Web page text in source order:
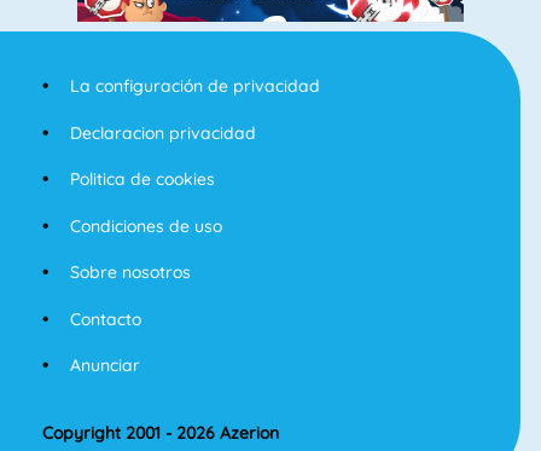
La configuración de privacidad
Declaracion privacidad
Politica de cookies
Condiciones de uso
Sobre nosotros
Contacto
Anunciar
Copyright 2001 - 2026 Azerion